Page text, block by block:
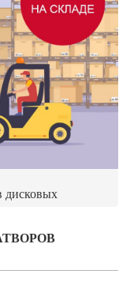
дисковых